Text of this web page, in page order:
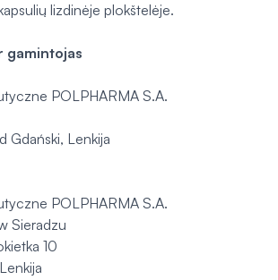
lizdinėje plokštelėje.
gamintojas
POLPHARMA S.A.
Lenkija
POLPHARMA S.A.
Sieradzu
10